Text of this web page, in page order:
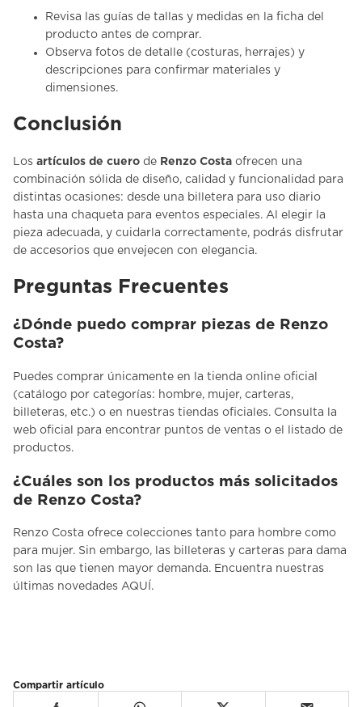
Revisa las guías de tallas y medidas en la ficha del
producto antes de comprar.
Observa fotos de detalle (costuras, herrajes) y
descripciones para confirmar materiales y
dimensiones.
Conclusión
Los artículos de cuero de Renzo Costa ofrecen una
combinación sólida de diseño, calidad y funcionalidad para
distintas ocasiones: desde una billetera para uso diario
hasta una chaqueta para eventos especiales. Al elegir la
pieza adecuada, y cuidarla correctamente, podrás disfrutar
de accesorios que envejecen con elegancia.
Preguntas Frecuentes
¿Dónde puedo comprar piezas de Renzo
Costa?
Puedes comprar únicamente en la tienda online oficial
(catálogo por categorías: hombre, mujer, carteras,
billeteras, etc.) o en nuestras tiendas oficiales. Consulta la
web oficial
para encontrar puntos de ventas o el listado de
productos.
¿Cuáles son los productos más solicitados
de Renzo Costa?
Renzo Costa ofrece colecciones tanto para hombre como
para mujer. Sin embargo, las billeteras y carteras para dama
son las que tienen mayor demanda. Encuentra nuestras
últimas novedades AQUÍ .
Compartir artículo